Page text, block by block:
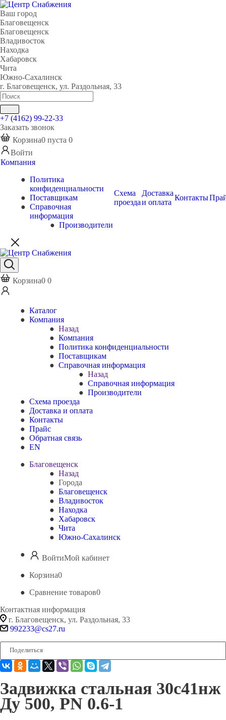
Ваш город
Благовещенск
Благовещенск
Владивосток
Находка
Хабаровск
Чита
Южно-Сахалинск
г. Благовещенск, ул. Раздольная, 33
+7 (4162) 99-22-33
Заказать звонок
Корзина0 пуста 0
Войти
Компания
Политика
конфиденциальности
Поставщикам
Справочная
информация
Производители
Схема
проезда
Доставка
и оплата
Контакты
Корзина0 0
Каталог
Компания
Назад
Компания
Политика конфиденциальности
Поставщикам
Справочная информация
Назад
Справочная информация
Производители
Схема проезда
Доставка и оплата
Контакты
Прайс
Обратная связь
EN
Благовещенск
Назад
Города
Благовещенск
Владивосток
Находка
Хабаровск
Чита
Южно-Сахалинск
ВойтиМой кабинет
Корзина0
Сравнение товаров0
Контактная информация
г. Благовещенск, ул. Раздольная, 33
992233@cs27.ru
Поделиться
Задвижка стальная 30с41нж
Ду 500, PN 0.6-1